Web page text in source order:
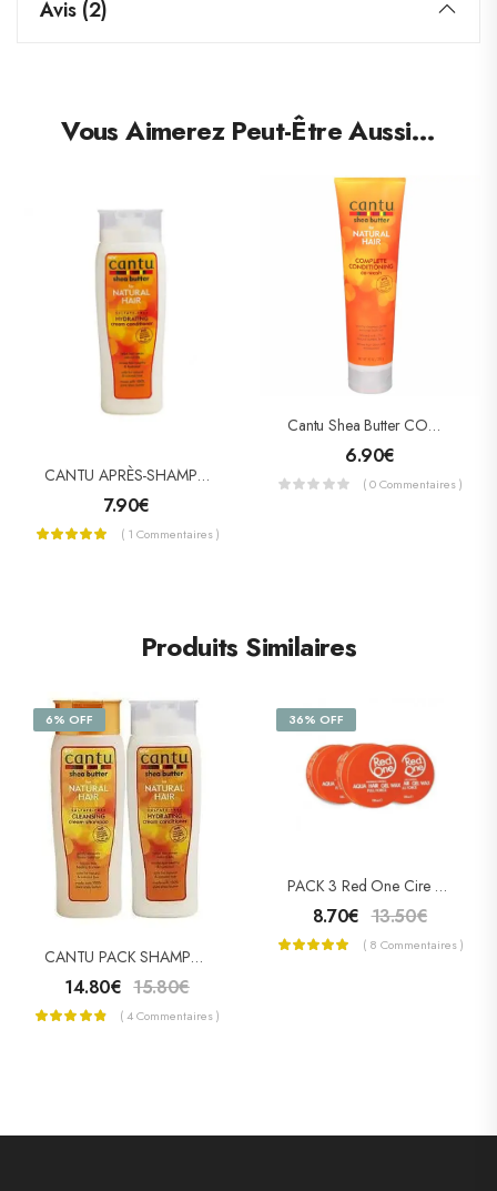
Avis (2)
Vous Aimerez Peut-Être Aussi…
CANTU APRÈS-SHAMPOOING HYDRATANT KARITE (HYDRATING CREAM CONDITIONER)
7.90€
( 1 Commentaires )
Cantu Shea Butter COMPLETE CONDITIONING Co-Wash ( SOIN KARITE )
6.90€
( 0 Commentaires )
Produits Similaires
6% OFF
CANTU PACK SHAMPOOING & APRÈS-SHAMPOOING
14.80€ 15.80€
( 4 Commentaires )
36% OFF
PACK 3 Red One Cire Capillaire Orange
8.70€ 13.50€
( 8 Commentaires )